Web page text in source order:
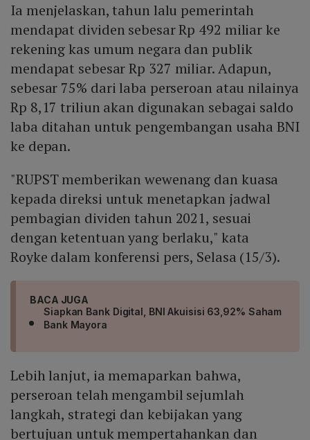
Ia menjelaskan, tahun lalu pemerintah
mendapat dividen sebesar Rp 492 miliar ke
rekening kas umum negara dan publik
mendapat sebesar Rp 327 miliar. Adapun,
sebesar 75% dari laba perseroan atau nilainya
Rp 8,17 triliun akan digunakan sebagai saldo
laba ditahan untuk pengembangan usaha BNI
ke depan.
"RUPST memberikan wewenang dan kuasa
kepada direksi untuk menetapkan jadwal
pembagian dividen tahun 2021, sesuai
dengan ketentuan yang berlaku," kata
Royke dalam konferensi pers, Selasa (15/3).
BACA JUGA
Siapkan Bank Digital, BNI Akuisisi 63,92% Saham
Bank Mayora
Lebih lanjut, ia memaparkan bahwa,
perseroan telah mengambil sejumlah
langkah, strategi dan kebijakan yang
bertujuan untuk mempertahankan dan